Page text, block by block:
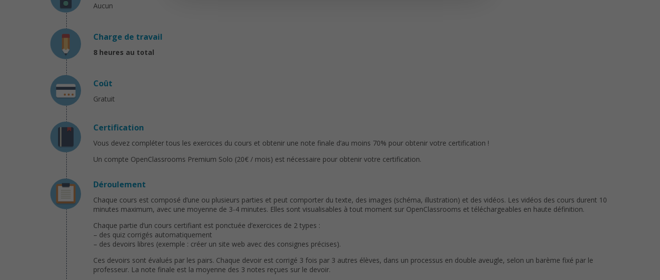
Aucun
Charge de travail
8 heures au total
Coût
Gratuit
Certification
Vous devez compléter tous les exercices du cours et obtenir une note finale d’au moins 70% pour obtenir votre certification !
Un compte OpenClassrooms Premium Solo (20€ / mois) est nécessaire pour obtenir votre certification.
Déroulement
Chaque cours est composé d’une ou plusieurs parties et peut comporter du texte, des images (schéma, illustration) et des vidéos. Les vidéos des cours durent 10
minutes maximum, avec une moyenne de 3-4 minutes. Elles sont visualisables à tout moment sur OpenClassrooms et téléchargeables en haute définition.
Chaque partie d’un cours certifiant est ponctuée d’exercices de 2 types :
– des quiz corrigés automatiquement
– des devoirs libres (exemple : créer un site web avec des consignes précises).
Ces devoirs sont évalués par les pairs. Chaque devoir est corrigé 3 fois par 3 autres élèves, dans un processus en double aveugle, selon un barème fixé par le
professeur. La note finale est la moyenne des 3 notes reçues sur le devoir.